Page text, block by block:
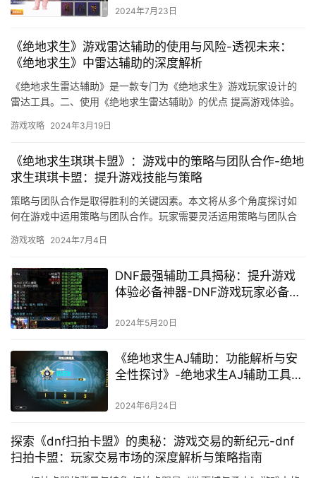
2024年7月23日
《绝地求生》游戏雷达辅助的使用与风险-透视未来：
《绝地求生》中雷达辅助的深度解析
《绝地求生雷达辅助》是一款专门为《绝地求生》游戏玩家设计的
雷达工具。二、使用《绝地求生雷达辅助》的优点 提高游戏体验。
游戏攻略 2024年3月19日
《绝地求生琪琪卡盟》：游戏中的策略与团队合作-绝地
求生琪琪卡盟：提升游戏技能与策略
策略与团队合作是取得胜利的关键因素。本文将从多个角度探讨如
何在游戏中运用策略与团队合作。玩家需要灵活运用策略与团队合
游戏攻略 2024年7月4日
DNF最强辅助工具揭秘：提升游戏
体验必备神器-DNF游戏玩家必备的
2024年5月20日
《绝地求生AJ辅助：功能解析与安
全性探讨》-绝地求生AJ辅助工具：
2024年6月24日
探索《dnf扫拍卡盟》的奥秘：游戏交易的新纪元-dnf
扫拍卡盟：玩家交易市场的深度解析与策略指南